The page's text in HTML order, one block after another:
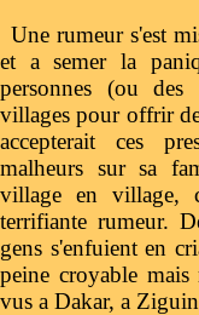
Une rumeur s'est
et a semer la
personnes (ou des
villages pour offrir
accepterait ces
malheurs sur sa
village en village,
terrifiante rumeur.
gens s'enfuient en
peine croyable
vus a Dakar, a